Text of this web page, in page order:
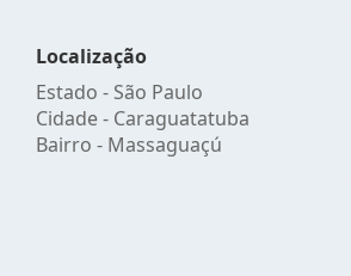
Localização
Estado - São Paulo
Cidade - Caraguatatuba
Bairro - Massaguaçú